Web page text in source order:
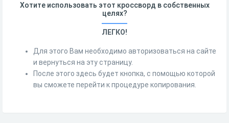
Хотите использовать этот кроссворд в собственных
целях?
ЛЕГКО!
Для этого Вам необходимо авторизоваться на сайте
и вернуться на эту страницу.
После этого здесь будет кнопка, с помощью которой
вы сможете перейти к процедуре копирования.